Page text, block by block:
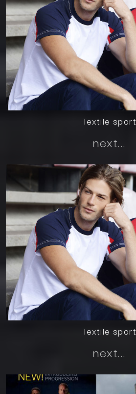
Textile sport
next...
Textile sport
next...